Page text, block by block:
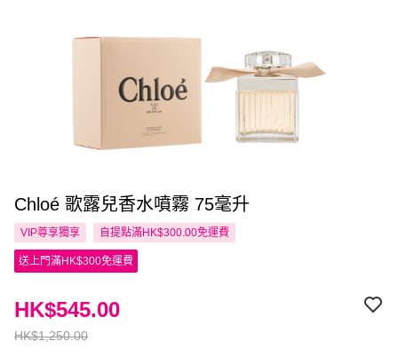
Chloé 歌露兒香水噴霧 75毫升
VIP尊享獨享 自提點滿HK$300.00免運費
送上門滿HK$300免運費
HK$1,250.00
HK$545.00